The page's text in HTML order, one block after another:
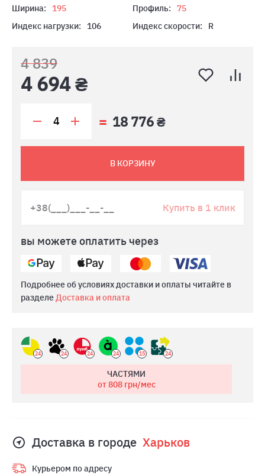
Ширина:
195 Профиль:
75
Индекс нагрузки:
106 Индекс скорости: R
4 839
4 694 ₴
18 776 ₴
В КОРЗИНУ
Купить в 1 клик
вы можете оплатить через
Подробнее об условиях доставки и оплаты читайте в
разделеДоставка и оплата
24 24 24 24 15 24
ЧАСТЯМИ
от 808грн/мес
Доставка в городе Харьков
Курьером по адресу